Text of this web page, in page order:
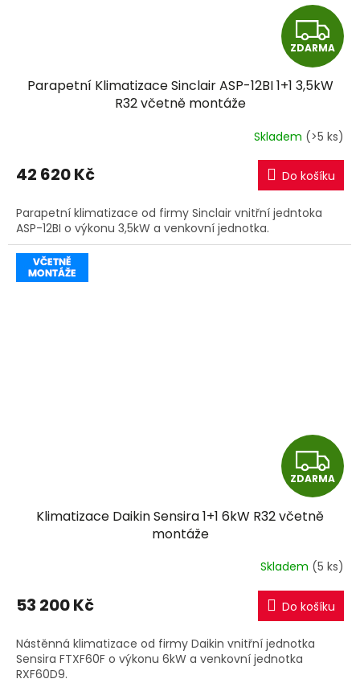
Z
D
A
R
M
A
ZDARMA
Parapetní Klimatizace Sinclair ASP-12BI 1+1 3,5kW
R32 včetně montáže
Skladem (>5 ks)
42 620 Kč Do košíku
Parapetní klimatizace od firmy Sinclair vnitřní jedntoka
ASP-12BI o výkonu 3,5kW a venkovní jednotka.
Z
D
R
M
A
ZDARMA
Klimatizace Daikin Sensira 1+1 6kW R32 včetně
montáže
Skladem (5 ks)
53 200 Kč Do košíku
Nástěnná klimatizace od firmy Daikin vnitřní jednotka
Sensira FTXF60F o výkonu 6kW a venkovní jednotka
RXF60D9.